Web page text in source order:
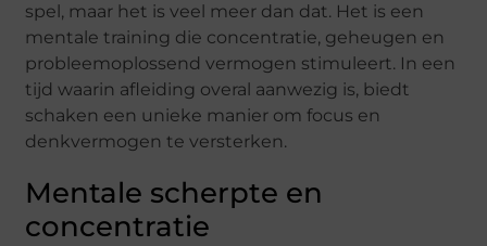
spel, maar het is veel meer dan dat. Het is een
mentale training die concentratie, geheugen en
probleemoplossend vermogen stimuleert. In een
tijd waarin afleiding overal aanwezig is, biedt
schaken een unieke manier om focus en
denkvermogen te versterken.
Mentale scherpte en
concentratie